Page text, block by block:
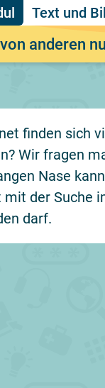
Text und
anderen
finden sich
Wir fragen
Nase
mit der Suche
darf.